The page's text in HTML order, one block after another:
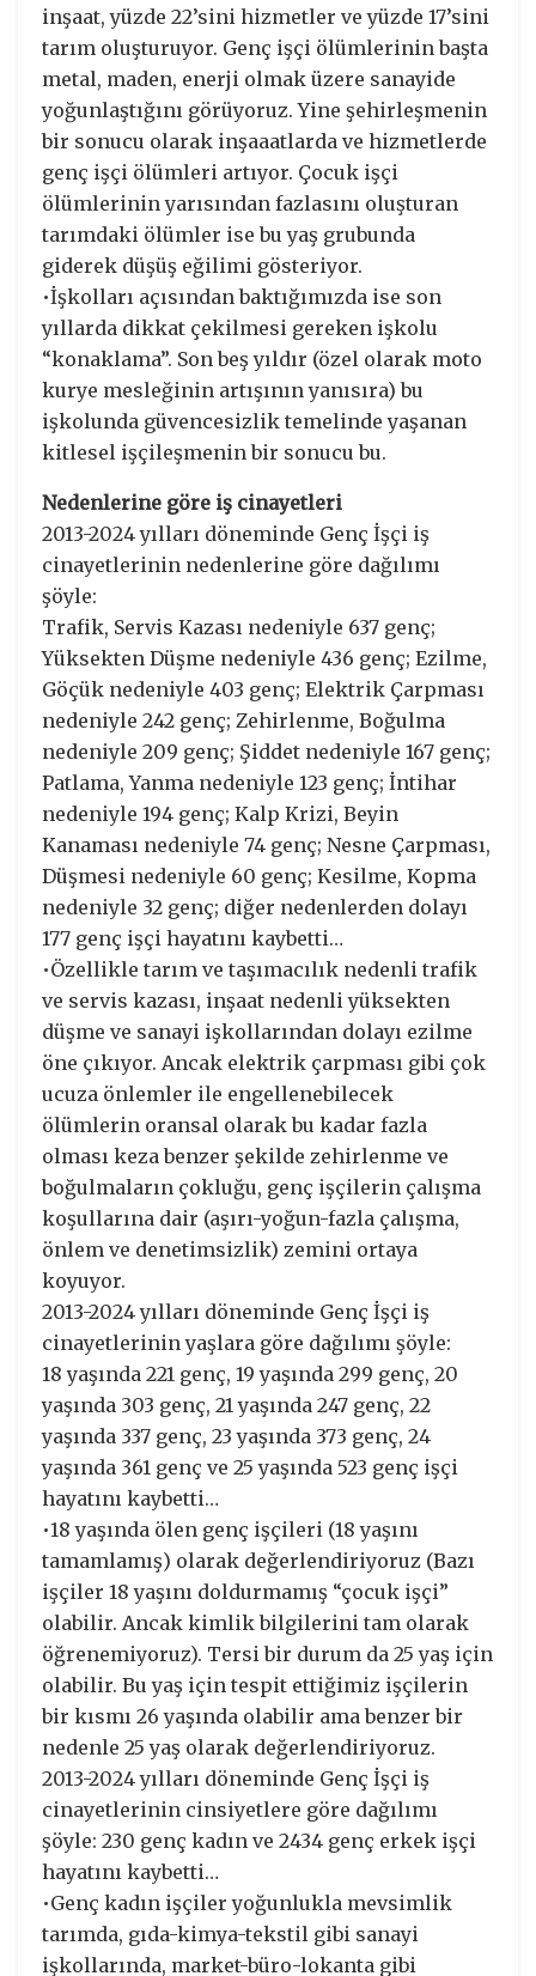
inşaat, yüzde 22’sini hizmetler ve yüzde 17’sini
tarım oluşturuyor. Genç işçi ölümlerinin başta
metal, maden, enerji olmak üzere sanayide
yoğunlaştığını görüyoruz. Yine şehirleşmenin
bir sonucu olarak inşaaatlarda ve hizmetlerde
genç işçi ölümleri artıyor. Çocuk işçi
ölümlerinin yarısından fazlasını oluşturan
tarımdaki ölümler ise bu yaş grubunda
giderek düşüş eğilimi gösteriyor.
•İşkolları açısından baktığımızda ise son
yıllarda dikkat çekilmesi gereken işkolu
“konaklama”. Son beş yıldır (özel olarak moto
kurye mesleğinin artışının yanısıra) bu
işkolunda güvencesizlik temelinde yaşanan
kitlesel işçileşmenin bir sonucu bu.
Nedenlerine göre iş cinayetleri
2013-2024 yılları döneminde Genç İşçi iş
cinayetlerinin nedenlerine göre dağılımı
şöyle:
Trafik, Servis Kazası nedeniyle 637 genç;
Yüksekten Düşme nedeniyle 436 genç; Ezilme,
Göçük nedeniyle 403 genç; Elektrik Çarpması
nedeniyle 242 genç; Zehirlenme, Boğulma
nedeniyle 209 genç; Şiddet nedeniyle 167 genç;
Patlama, Yanma nedeniyle 123 genç; İntihar
nedeniyle 194 genç; Kalp Krizi, Beyin
Kanaması nedeniyle 74 genç; Nesne Çarpması,
Düşmesi nedeniyle 60 genç; Kesilme, Kopma
nedeniyle 32 genç; diğer nedenlerden dolayı
177 genç işçi hayatını kaybetti…
•Özellikle tarım ve taşımacılık nedenli trafik
ve servis kazası, inşaat nedenli yüksekten
düşme ve sanayi işkollarından dolayı ezilme
öne çıkıyor. Ancak elektrik çarpması gibi çok
ucuza önlemler ile engellenebilecek
ölümlerin oransal olarak bu kadar fazla
olması keza benzer şekilde zehirlenme ve
boğulmaların çokluğu, genç işçilerin çalışma
koşullarına dair (aşırı-yoğun-fazla çalışma,
önlem ve denetimsizlik) zemini ortaya
koyuyor.
2013-2024 yılları döneminde Genç İşçi iş
cinayetlerinin yaşlara göre dağılımı şöyle:
18 yaşında 221 genç, 19 yaşında 299 genç, 20
yaşında 303 genç, 21 yaşında 247 genç, 22
yaşında 337 genç, 23 yaşında 373 genç, 24
yaşında 361 genç ve 25 yaşında 523 genç işçi
hayatını kaybetti…
•18 yaşında ölen genç işçileri (18 yaşını
tamamlamış) olarak değerlendiriyoruz (Bazı
işçiler 18 yaşını doldurmamış “çocuk işçi”
olabilir. Ancak kimlik bilgilerini tam olarak
öğrenemiyoruz). Tersi bir durum da 25 yaş için
olabilir. Bu yaş için tespit ettiğimiz işçilerin
bir kısmı 26 yaşında olabilir ama benzer bir
nedenle 25 yaş olarak değerlendiriyoruz.
2013-2024 yılları döneminde Genç İşçi iş
cinayetlerinin cinsiyetlere göre dağılımı
şöyle: 230 genç kadın ve 2434 genç erkek işçi
hayatını kaybetti…
•Genç kadın işçiler yoğunlukla mevsimlik
tarımda, gıda-kimya-tekstil gibi sanayi
işkollarında, market-büro-lokanta gibi